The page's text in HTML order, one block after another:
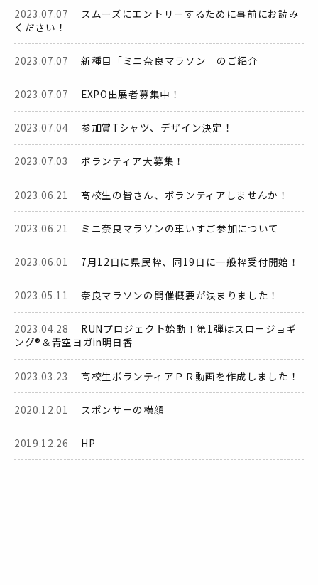
2023.07.07
スムーズにエントリーするために事前にお読み
ください！
2023.07.07 新種目「ミニ奈良マラソン」のご紹介
2023.07.07 EXPO出展者募集中！
2023.07.04 参加賞Tシャツ、デザイン決定！
2023.07.03 ボランティア大募集！
2023.06.21 高校生の皆さん、ボランティアしませんか！
2023.06.21 ミニ奈良マラソンの車いすご参加について
2023.06.01 7月12日に県民枠、同19日に一般枠受付開始！
2023.05.11 奈良マラソンの開催概要が決まりました！
2023.04.28
RUNプロジェクト始動！第1弾はスロージョギ
ング®＆青空ヨガin明日香
2023.03.23 高校生ボランティアＰＲ動画を作成しました！
2020.12.01 スポンサーの横顔
2019.12.26 HP